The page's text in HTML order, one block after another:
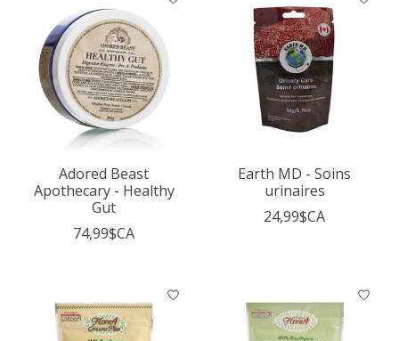
Adored Beast
Apothecary - Healthy
Gut
74,99$CA
Earth MD - Soins
urinaires
24,99$CA